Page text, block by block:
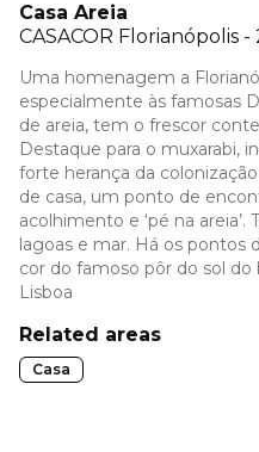
Casa Areia
CASACOR Florianópolis -
Uma homenagem a
especialmente às famosas
de areia, tem o frescor
Destaque para o muxarabi,
forte herança da
de casa, um ponto de
acolhimento e ‘pé na areia’.
lagoas e mar. Há os pontos
cor do famoso pôr do sol
Lisboa
Related areas
Casa